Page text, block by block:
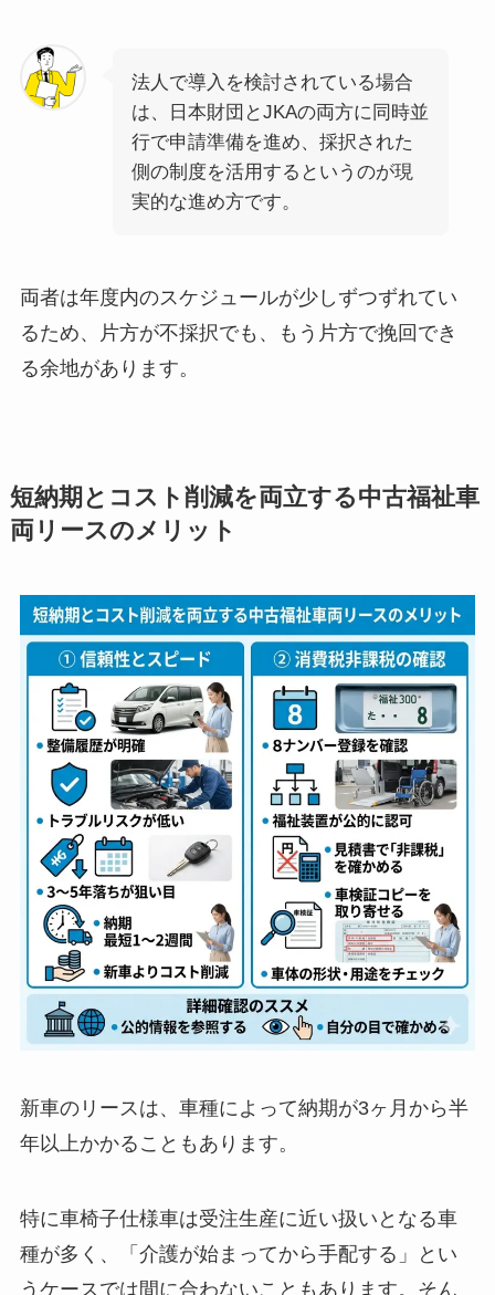
法人で導入を検討されている場合
は、日本財団とJKAの両方に同時並
行で申請準備を進め、採択された
側の制度を活用するというのが現
実的な進め方です。
両者は年度内のスケジュールが少しずつずれてい
るため、片方が不採択でも、もう片方で挽回でき
る余地があります。
短納期とコスト削減を両立する中古福祉車
両リースのメリット
新車のリースは、車種によって納期が3ヶ月から半
年以上かかることもあります。
特に車椅子仕様車は受注生産に近い扱いとなる車
種が多く、「介護が始まってから手配する」とい
うケースでは間に合わないこともあります。そん